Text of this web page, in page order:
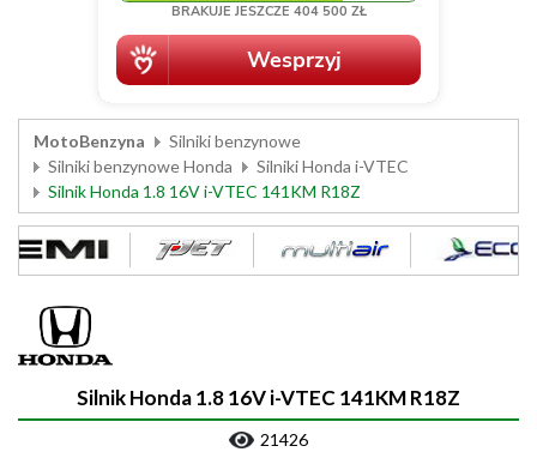
MotoBenzyna
Silniki benzynowe
Silniki benzynowe Honda
Silniki Honda i-VTEC
Silnik Honda 1.8 16V i-VTEC 141KM R18Z
Silnik Honda 1.8 16V i-VTEC 141KM R18Z
21426